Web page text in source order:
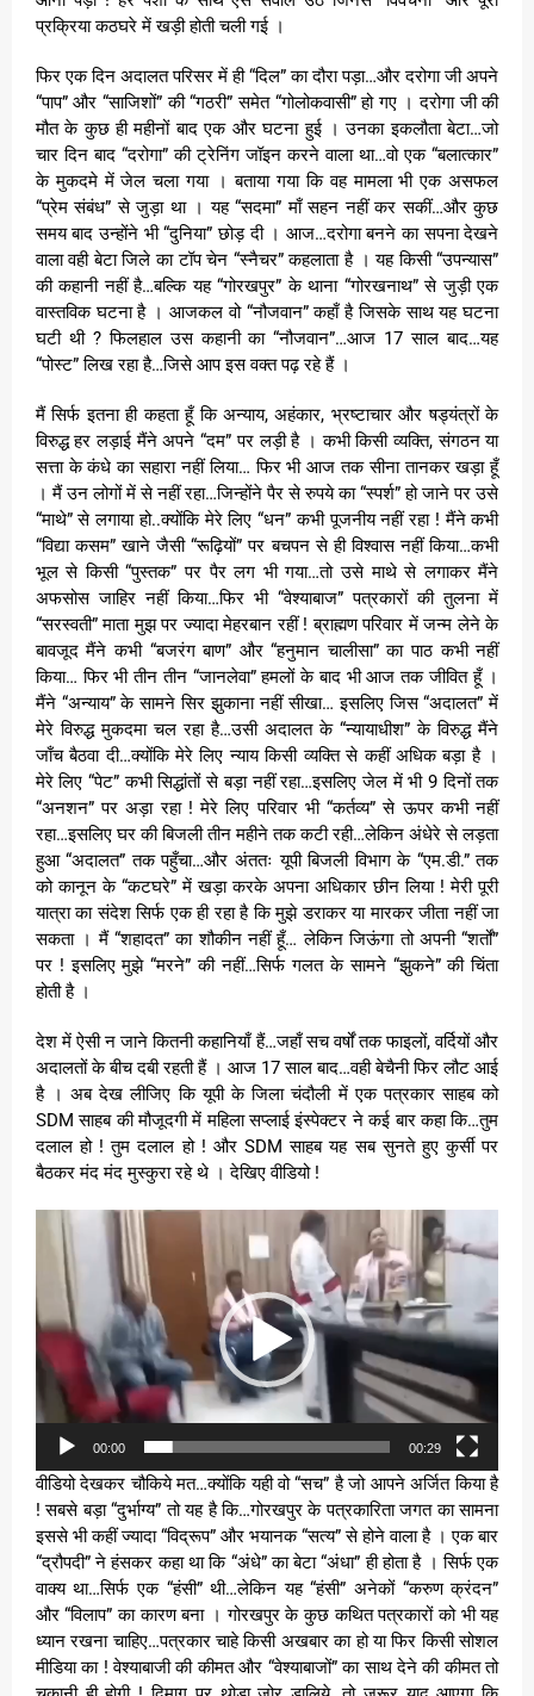
प्रक्रिया कठघरे में खड़ी होती चली गई ।
फिर एक दिन अदालत परिसर में ही “दिल” का दौरा पड़ा…और दरोगा जी अपने
“पाप” और “साजिशों” की “गठरी” समेत “गोलोकवासी” हो गए । दरोगा जी की
मौत के कुछ ही महीनों बाद एक और घटना हुई । उनका इकलौता बेटा…जो
चार दिन बाद “दरोगा” की ट्रेनिंग जॉइन करने वाला था…वो एक “बलात्कार”
के मुकदमे में जेल चला गया । बताया गया कि वह मामला भी एक असफल
“प्रेम संबंध” से जुड़ा था । यह “सदमा” माँ सहन नहीं कर सकीं…और कुछ
समय बाद उन्होंने भी “दुनिया” छोड़ दी । आज…दरोगा बनने का सपना देखने
वाला वही बेटा जिले का टॉप चेन “स्नैचर” कहलाता है । यह किसी “उपन्यास”
की कहानी नहीं है…बल्कि यह “गोरखपुर” के थाना “गोरखनाथ” से जुड़ी एक
वास्तविक घटना है । आजकल वो “नौजवान” कहाँ है जिसके साथ यह घटना
घटी थी ? फिलहाल उस कहानी का “नौजवान”…आज 17 साल बाद…यह
“पोस्ट” लिख रहा है…जिसे आप इस वक्त पढ़ रहे हैं ।
मैं सिर्फ इतना ही कहता हूँ कि अन्याय, अहंकार, भ्रष्टाचार और षड्यंत्रों के
विरुद्ध हर लड़ाई मैंने अपने “दम” पर लड़ी है । कभी किसी व्यक्ति, संगठन या
सत्ता के कंधे का सहारा नहीं लिया… फिर भी आज तक सीना तानकर खड़ा हूँ
। मैं उन लोगों में से नहीं रहा…जिन्होंने पैर से रुपये का “स्पर्श” हो जाने पर उसे
“माथे” से लगाया हो..क्योंकि मेरे लिए “धन” कभी पूजनीय नहीं रहा ! मैंने कभी
“विद्या कसम” खाने जैसी “रूढ़ियों” पर बचपन से ही विश्वास नहीं किया…कभी
भूल से किसी “पुस्तक” पर पैर लग भी गया…तो उसे माथे से लगाकर मैंने
अफसोस जाहिर नहीं किया…फिर भी “वेश्याबाज” पत्रकारों की तुलना में
“सरस्वती” माता मुझ पर ज्यादा मेहरबान रहीं ! ब्राह्मण परिवार में जन्म लेने के
बावजूद मैंने कभी “बजरंग बाण” और “हनुमान चालीसा” का पाठ कभी नहीं
किया… फिर भी तीन तीन “जानलेवा” हमलों के बाद भी आज तक जीवित हूँ ।
मैंने “अन्याय” के सामने सिर झुकाना नहीं सीखा… इसलिए जिस “अदालत” में
मेरे विरुद्ध मुकदमा चल रहा है…उसी अदालत के “न्यायाधीश” के विरुद्ध मैंने
जाँच बैठवा दी…क्योंकि मेरे लिए न्याय किसी व्यक्ति से कहीं अधिक बड़ा है ।
मेरे लिए “पेट” कभी सिद्धांतों से बड़ा नहीं रहा…इसलिए जेल में भी 9 दिनों तक
“अनशन” पर अड़ा रहा ! मेरे लिए परिवार भी “कर्तव्य” से ऊपर कभी नहीं
रहा…इसलिए घर की बिजली तीन महीने तक कटी रही…लेकिन अंधेरे से लड़ता
हुआ “अदालत” तक पहुँचा…और अंततः यूपी बिजली विभाग के “एम.डी.” तक
को कानून के “कटघरे” में खड़ा करके अपना अधिकार छीन लिया ! मेरी पूरी
यात्रा का संदेश सिर्फ एक ही रहा है कि मुझे डराकर या मारकर जीता नहीं जा
सकता । मैं “शहादत” का शौकीन नहीं हूँ… लेकिन जिऊंगा तो अपनी “शर्तों”
पर ! इसलिए मुझे “मरने” की नहीं…सिर्फ गलत के सामने “झुकने” की चिंता
होती है ।
देश में ऐसी न जाने कितनी कहानियाँ हैं…जहाँ सच वर्षों तक फाइलों, वर्दियों और
अदालतों के बीच दबी रहती हैं । आज 17 साल बाद…वही बेचैनी फिर लौट आई
है । अब देख लीजिए कि यूपी के जिला चंदौली में एक पत्रकार साहब को
SDM साहब की मौजूदगी में महिला सप्लाई इंस्पेक्टर ने कई बार कहा कि…तुम
दलाल हो ! तुम दलाल हो ! और SDM साहब यह सब सुनते हुए कुर्सी पर
बैठकर मंद मंद मुस्कुरा रहे थे । देखिए वीडियो !
Video
Player
00:00 00:29
वीडियो देखकर चौकिये मत…क्योंकि यही वो “सच” है जो आपने अर्जित किया है
! सबसे बड़ा “दुर्भाग्य” तो यह है कि…गोरखपुर के पत्रकारिता जगत का सामना
इससे भी कहीं ज्यादा “विद्रूप” और भयानक “सत्य” से होने वाला है । एक बार
“द्रौपदी” ने हंसकर कहा था कि “अंधे” का बेटा “अंधा” ही होता है । सिर्फ एक
वाक्य था…सिर्फ एक “हंसी” थी…लेकिन यह “हंसी” अनेकों “करुण क्रंदन”
और “विलाप” का कारण बना । गोरखपुर के कुछ कथित पत्रकारों को भी यह
ध्यान रखना चाहिए…पत्रकार चाहे किसी अखबार का हो या फिर किसी सोशल
मीडिया का ! वेश्याबाजी की कीमत और “वेश्याबाजों” का साथ देने की कीमत तो